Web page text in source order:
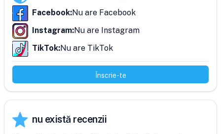
Facebook:Nu are Facebook
Instagram:Nu are Instagram
TikTok:Nu are TikTok
Înscrie-te
nu există recenzii